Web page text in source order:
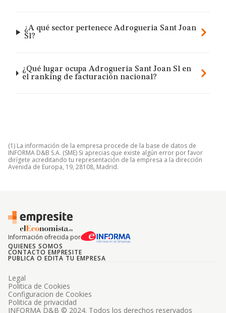
¿A qué sector pertenece Adrogueria Sant Joan
Sl?
¿Qué lugar ocupa Adrogueria Sant Joan Sl en
el ranking de facturación nacional?
(1) La información de la empresa procede de la base de datos de
INFORMA D&B S.A. (SME) Si aprecias que existe algún error por favor
dirígete acreditando tu representación de la empresa a la dirección
Avenida de Europa, 19, 28108, Madrid.
Información ofrecida por
QUIENES SOMOS
CONTACTO EMPRESITE
PUBLICA O EDITA TU EMPRESA
INFORMA D&B © 2024. Todos los derechos reservados
Legal
Politica de Cookies
Configuracion de Cookies
Politica de privacidad